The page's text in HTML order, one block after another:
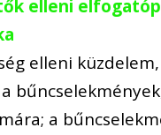
elleni
elleni
a